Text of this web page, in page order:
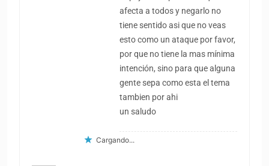
afecta a todos y negarlo no
tiene sentido asi que no veas
esto como un ataque por favor,
por que no tiene la mas mínima
intención, sino para que alguna
gente sepa como esta el tema
tambien por ahi
un saludo
Cargando...